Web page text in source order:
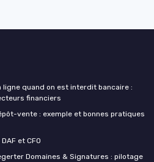
ligne quand on est interdit bancaire :
financiers
vente : exemple et bonnes pratiques
et CFO
Domaines & Signatures : pilotage